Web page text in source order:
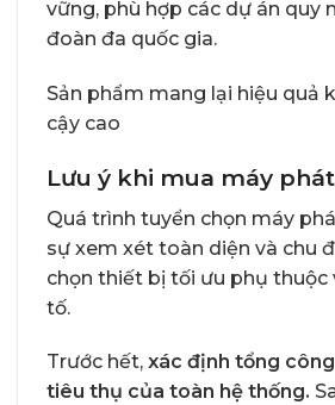
vững, phù hợp các dự án quy
đoàn đa quốc gia.
Sản phẩm mang lại hiệu quả
cậy cao
Lưu ý khi mua máy
Quá trình tuyển chọn máy
sự xem xét toàn diện và chu
chọn thiết bị tối ưu phụ thuộc
tố.
Trước hết, xác định tổng
tiêu thụ của toàn hệ thống.